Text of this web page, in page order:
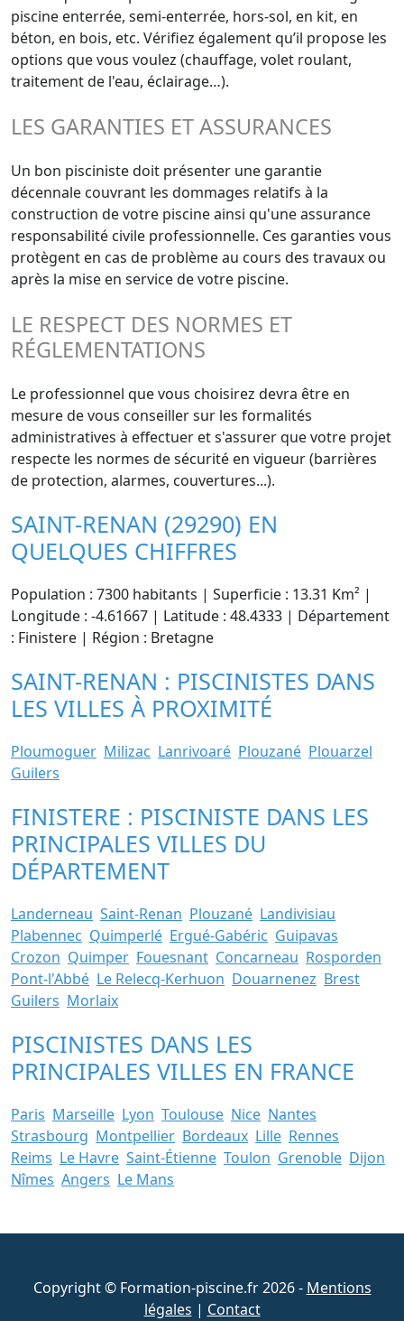
piscine enterrée, semi-enterrée, hors-sol, en kit, en
béton, en bois, etc. Vérifiez également qu’il propose les
options que vous voulez (chauffage, volet roulant,
traitement de l'eau, éclairage…).
LES GARANTIES ET ASSURANCES
Un bon pisciniste doit présenter une garantie
décennale couvrant les dommages relatifs à la
construction de votre piscine ainsi qu'une assurance
responsabilité civile professionnelle. Ces garanties vous
protègent en cas de problème au cours des travaux ou
après la mise en service de votre piscine.
LE RESPECT DES NORMES ET
RÉGLEMENTATIONS
Le professionnel que vous choisirez devra être en
mesure de vous conseiller sur les formalités
administratives à effectuer et s'assurer que votre projet
respecte les normes de sécurité en vigueur (barrières
de protection, alarmes, couvertures...).
SAINT-RENAN (29290) EN
QUELQUES CHIFFRES
Population : 7300 habitants | Superficie : 13.31 Km² |
Longitude : -4.61667 | Latitude : 48.4333 | Département
: Finistere | Région : Bretagne
SAINT-RENAN : PISCINISTES DANS
LES VILLES À PROXIMITÉ
Ploumoguer Milizac Lanrivoaré Plouzané Plouarzel
Guilers
FINISTERE : PISCINISTE DANS LES
PRINCIPALES VILLES DU
DÉPARTEMENT
Landerneau Saint-Renan Plouzané Landivisiau
Plabennec Quimperlé Ergué-Gabéric Guipavas
Crozon Quimper Fouesnant Concarneau Rosporden
Pont-l'Abbé Le Relecq-Kerhuon Douarnenez Brest
Guilers Morlaix
PISCINISTES DANS LES
PRINCIPALES VILLES EN FRANCE
Paris Marseille Lyon Toulouse Nice Nantes
Strasbourg Montpellier Bordeaux Lille Rennes
Reims Le Havre Saint-Étienne Toulon Grenoble Dijon
Nîmes Angers Le Mans
Copyright © Formation-piscine.fr 2026 - Mentions
légales | Contact